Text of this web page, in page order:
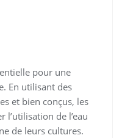
pour une
En utilisant des
et bien conçus, les
de l’eau
de leurs cultures.